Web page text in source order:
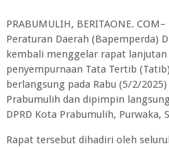
PRABUMULIH, BERITAONE.
Peraturan Daerah (Bapemperda)
kembali menggelar rapat
penyempurnaan Tata Tertib
berlangsung pada Rabu (5/2/
Prabumulih dan dipimpin
DPRD Kota Prabumulih, Purwaka,
Rapat tersebut dihadiri oleh